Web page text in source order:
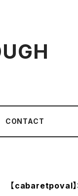
CONTACT
【cabaretpoval